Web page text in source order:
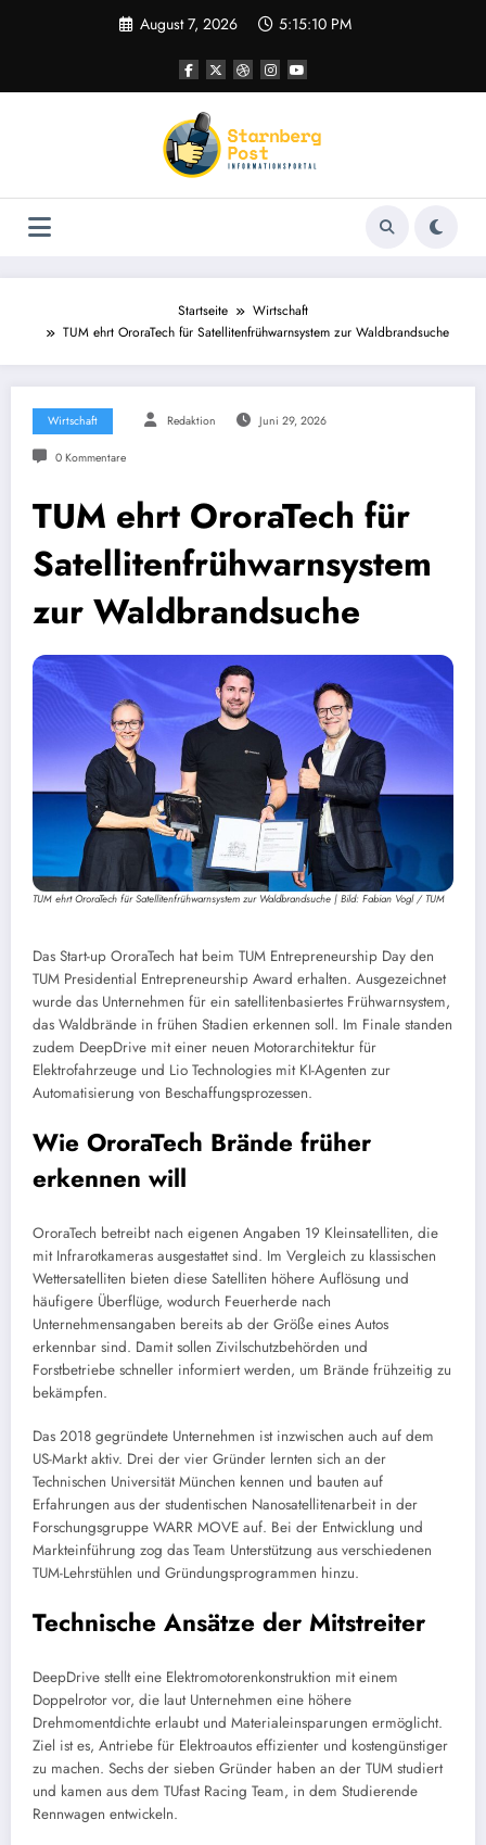
August 7, 2026 5:15:10 PM
Startseite
Wirtschaft
TUM ehrt OroraTech für Satellitenfrühwarnsystem zur Waldbrandsuche
Wirtschaft Redaktion Juni 29, 2026
0 Kommentare
TUM ehrt OroraTech für
Satellitenfrühwarnsystem
zur Waldbrandsuche
TUM ehrt OroraTech für Satellitenfrühwarnsystem zur Waldbrandsuche | Bild: Fabian Vogl / TUM
Das Start-up OroraTech hat beim TUM Entrepreneurship Day den
TUM Presidential Entrepreneurship Award erhalten. Ausgezeichnet
wurde das Unternehmen für ein satellitenbasiertes Frühwarnsystem,
das Waldbrände in frühen Stadien erkennen soll. Im Finale standen
zudem DeepDrive mit einer neuen Motorarchitektur für
Elektrofahrzeuge und Lio Technologies mit KI-Agenten zur
Automatisierung von Beschaffungsprozessen.
Wie OroraTech Brände früher
erkennen will
OroraTech betreibt nach eigenen Angaben 19 Kleinsatelliten, die
mit Infrarotkameras ausgestattet sind. Im Vergleich zu klassischen
Wettersatelliten bieten diese Satelliten höhere Auflösung und
häufigere Überflüge, wodurch Feuerherde nach
Unternehmensangaben bereits ab der Größe eines Autos
erkennbar sind. Damit sollen Zivilschutzbehörden und
Forstbetriebe schneller informiert werden, um Brände frühzeitig zu
bekämpfen.
Das 2018 gegründete Unternehmen ist inzwischen auch auf dem
US-Markt aktiv. Drei der vier Gründer lernten sich an der
Technischen Universität München kennen und bauten auf
Erfahrungen aus der studentischen Nanosatellitenarbeit in der
Forschungsgruppe WARR MOVE auf. Bei der Entwicklung und
Markteinführung zog das Team Unterstützung aus verschiedenen
TUM-Lehrstühlen und Gründungsprogrammen hinzu.
Technische Ansätze der Mitstreiter
DeepDrive stellt eine Elektromotorenkonstruktion mit einem
Doppelrotor vor, die laut Unternehmen eine höhere
Drehmomentdichte erlaubt und Materialeinsparungen ermöglicht.
Ziel ist es, Antriebe für Elektroautos effizienter und kostengünstiger
zu machen. Sechs der sieben Gründer haben an der TUM studiert
und kamen aus dem TUfast Racing Team, in dem Studierende
Rennwagen entwickeln.